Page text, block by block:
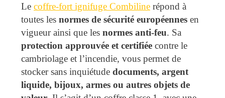
Le coffre-fort ignifuge Combiline répond à
toutes les normes de sécurité européennes en
vigueur ainsi que les normes anti-feu. Sa
protection approuvée et certifiée contre le
cambriolage et l’incendie, vous permet de
stocker sans inquiétude documents, argent
liquide, bijoux, armes ou autres objets de